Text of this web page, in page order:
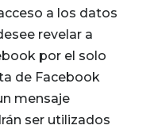
a los datos
revelar a
por el solo
de Facebook
mensaje
ser utilizados